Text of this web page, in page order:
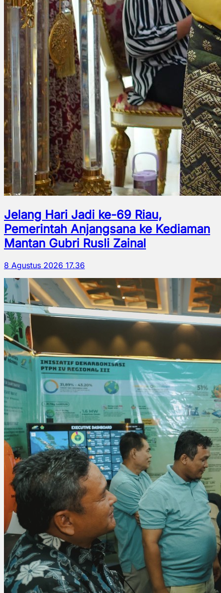
Jelang Hari Jadi ke-69 Riau,
Pemerintah Anjangsana ke Kediaman
Mantan Gubri Rusli Zainal
8 Agustus 2026 17.36